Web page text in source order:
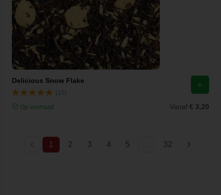
Delicious Snow Flake
Op voorraad Vanaf € 3,20
1 (current)
2 3 4 5 32